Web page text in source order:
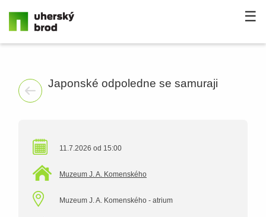
☰
Japonské odpoledne se samuraji
11.7.2026 od 15:00
Muzeum J. A. Komenského
Muzeum J. A. Komenského - atrium